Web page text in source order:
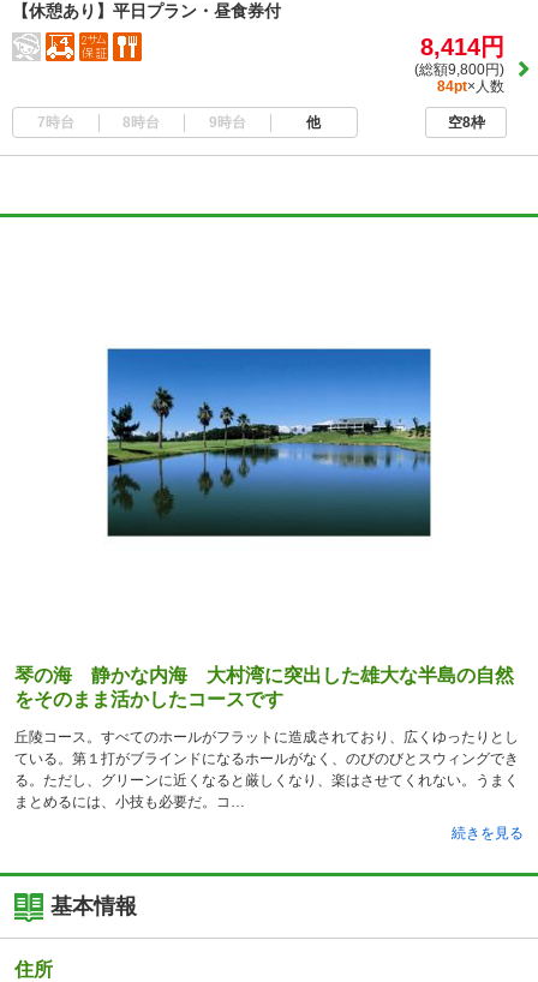
【休憩あり】平日プラン・昼食券付
8,414円
(総額9,800円)
84pt×人数
7時台 8時台 9時台 他 空8枠
琴の海 静かな内海 大村湾に突出した雄大な半島の自然
をそのまま活かしたコースです
丘陵コース。すべてのホールがフラットに造成されており、広くゆったりとし
ている。第１打がブラインドになるホールがなく、のびのびとスウィングでき
る。ただし、グリーンに近くなると厳しくなり、楽はさせてくれない。うまく
まとめるには、小技も必要だ。コ
続きを見る
基本情報
住所